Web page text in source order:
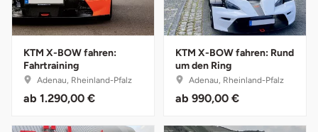
KTM X-BOW fahren:
Fahrtraining
Adenau, Rheinland-Pfalz
ab 1.290,00 €
KTM X-BOW fahren: Rund
um den Ring
Adenau, Rheinland-Pfalz
ab 990,00 €
Potsdam-Mittelmark
Prignitz
Rendsburg Eckernförde